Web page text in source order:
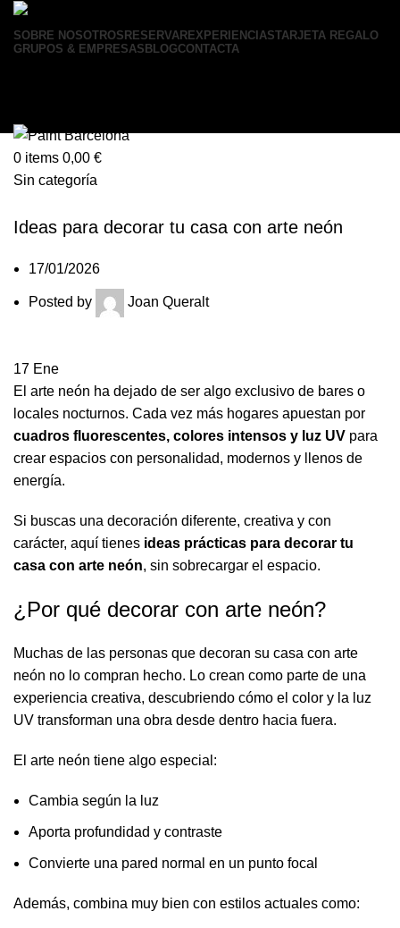
SOBRE NOSOTROS RESERVAR EXPERIENCIASTARJETA REGALO
GRUPOS & EMPRESAS BLOGCONTACTA
0 items 0,00 €
Sin categoría
Ideas para decorar tu casa con arte neón
17/01/2026
Posted by Joan Queralt
17 Ene
El arte neón ha dejado de ser algo exclusivo de bares o
locales nocturnos. Cada vez más hogares apuestan por
cuadros fluorescentes, colores intensos y luz UV para
crear espacios con personalidad, modernos y llenos de
energía.
Si buscas una decoración diferente, creativa y con
carácter, aquí tienes ideas prácticas para decorar tu
casa con arte neón, sin sobrecargar el espacio.
¿Por qué decorar con arte neón?
Muchas de las personas que decoran su casa con arte
neón no lo compran hecho. Lo crean como parte de una
experiencia creativa, descubriendo cómo el color y la luz
UV transforman una obra desde dentro hacia fuera.
El arte neón tiene algo especial:
Cambia según la luz
Aporta profundidad y contraste
Convierte una pared normal en un punto focal
Además, combina muy bien con estilos actuales como: